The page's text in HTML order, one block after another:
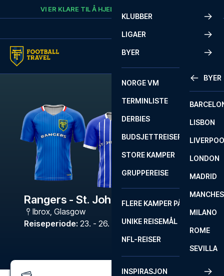
Skip to contentVI ER KLARE TIL Å HJELPE
KLUBBER
LIGAER
BYER
BYER
LISBON
LONDON
MADRID
MILANO
ROME
SEVILLA
NORGE VM
TERMINLISTE
DERBIES
BUDSJETTREISER
STORE KAMPER
GRUPPEREISE
FLERE KAMPER PÅ ÉN REISE
UNIKE REISEMÅL
NFL-REISER
INSPIRASJON
Rangers - St. Johnstone
Ibrox, Glasgow
Reiseperiode: 23. - 26. okt. 2026